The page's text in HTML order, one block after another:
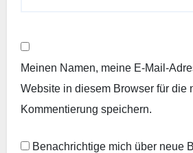
Meinen Namen, meine E-Mail-
Website in diesem Browser für die
Kommentierung speichern.
Benachrichtige mich über neue